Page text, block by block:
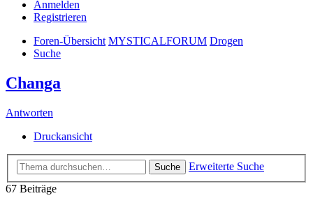
Anmelden
Registrieren
Foren-Übersicht MYSTICALFORUM Drogen
Suche
Changa
Antworten
Druckansicht
Suche
Erweiterte Suche
67 Beiträge